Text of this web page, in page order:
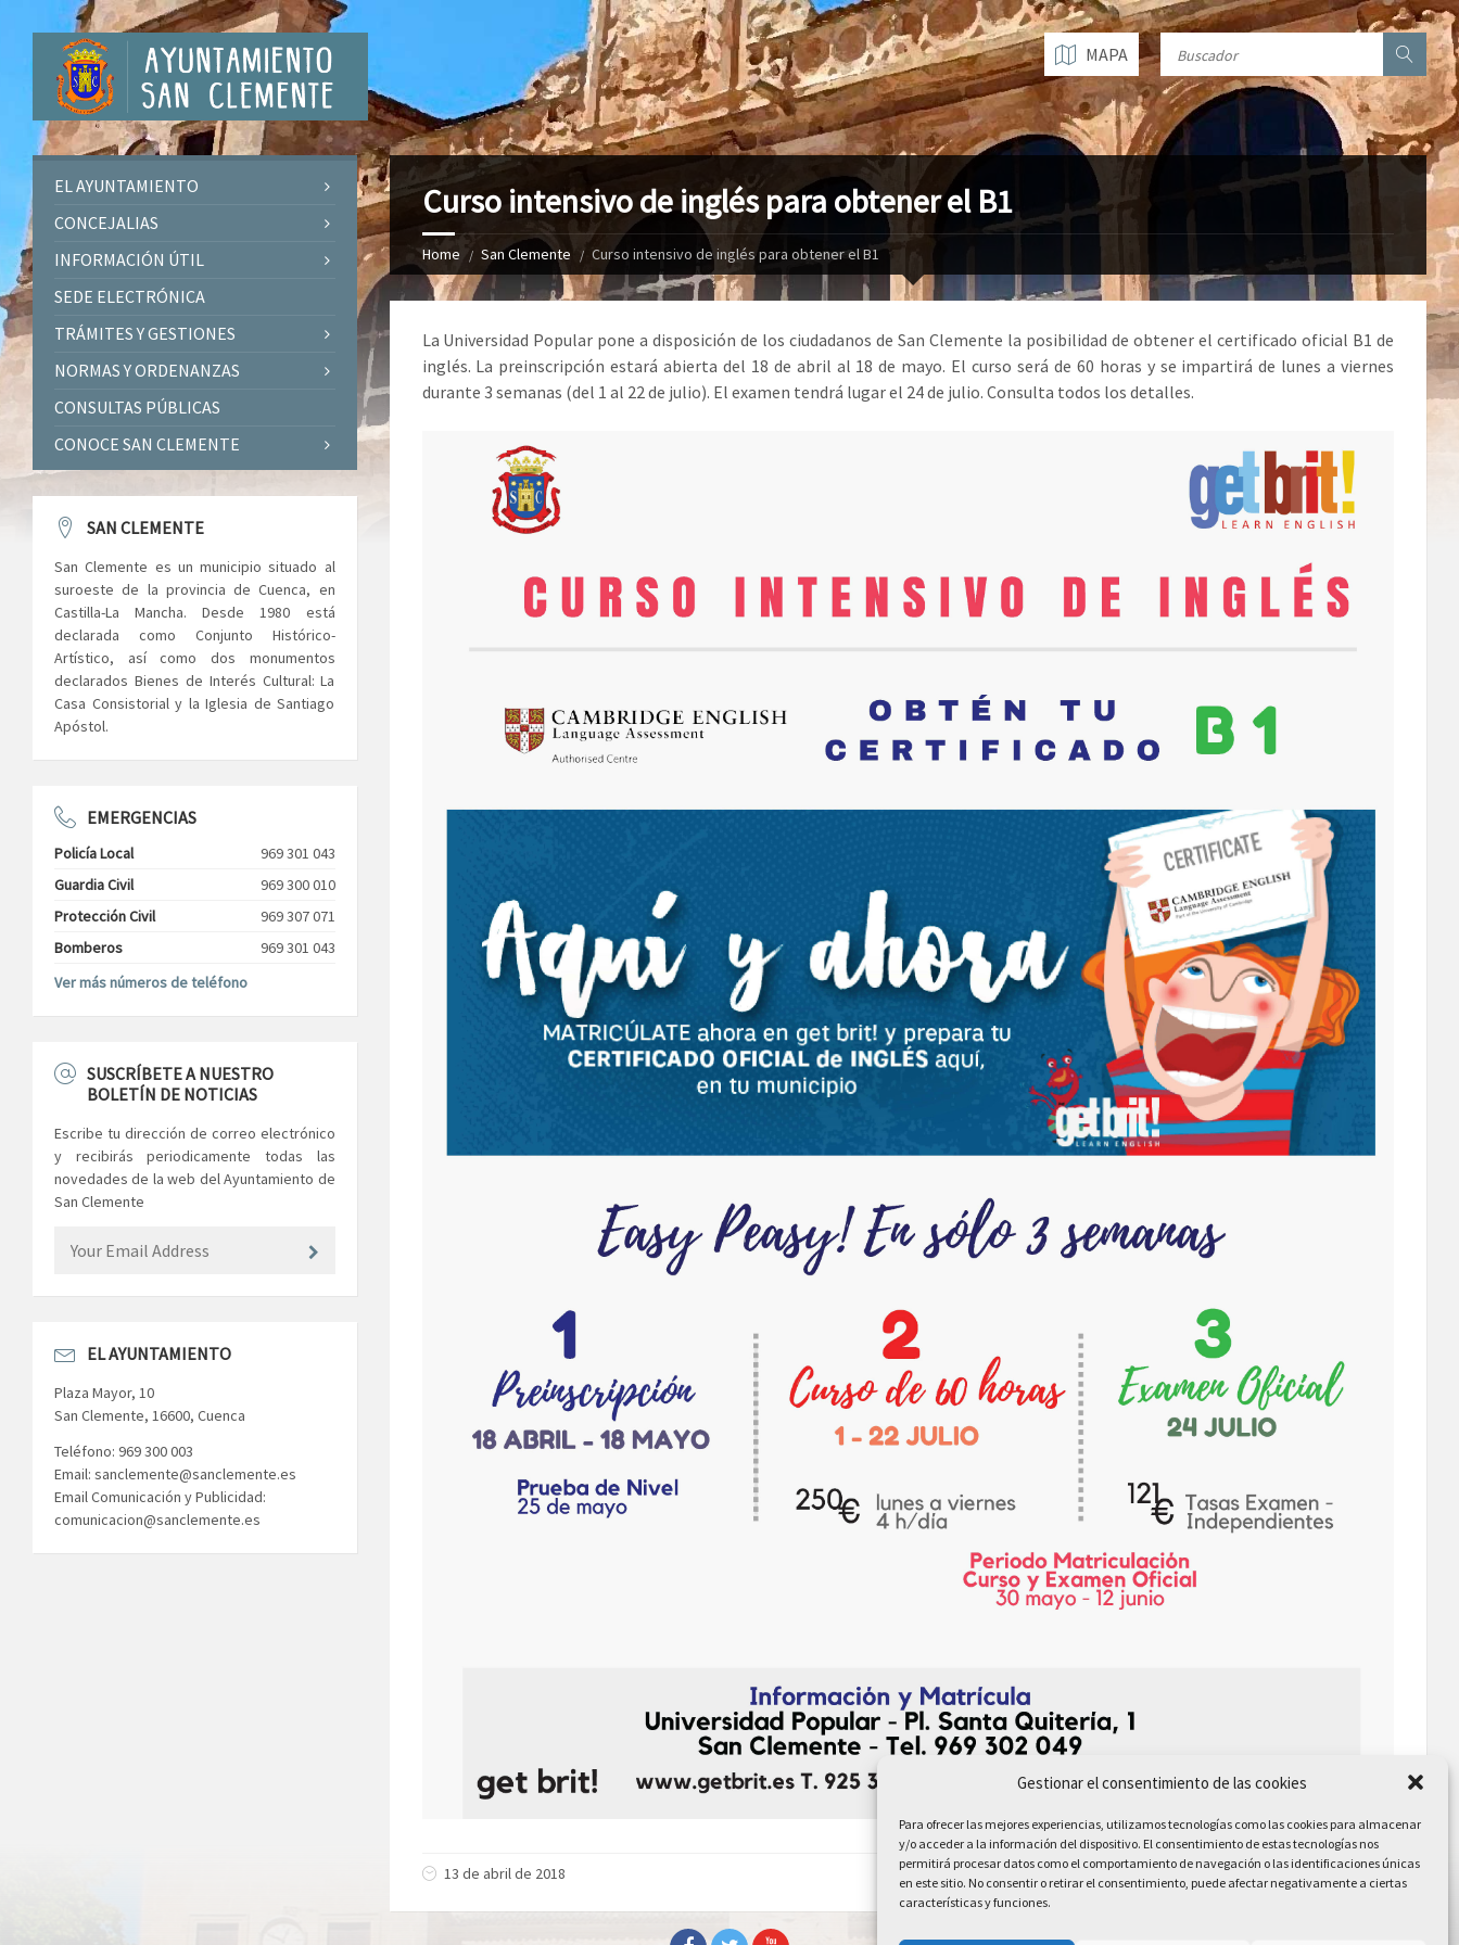
Gestionar el consentimiento de las cookies
Para ofrecer las mejores experiencias, utilizamos tecnologías como las cookies para almacenar
y/o acceder a la información del dispositivo. El consentimiento de estas tecnologías nos
permitirá procesar datos como el comportamiento de navegación o las identificaciones únicas
en este sitio. No consentir o retirar el consentimiento, puede afectar negativamente a ciertas
características y funciones.
MAPA
Curso intensivo de inglés para obtener el B1
Home San Clemente Curso intensivo de inglés para obtener el B1
La Universidad Popular pone a disposición de los ciudadanos de San Clemente la posibilidad de obtener el certificado oficial B1 de
inglés. La preinscripción estará abierta del 18 de abril al 18 de mayo. El curso será de 60 horas y se impartirá de lunes a viernes
durante 3 semanas (del 1 al 22 de julio). El examen tendrá lugar el 24 de julio. Consulta todos los detalles.
13 de abril de 2018
EL AYUNTAMIENTO
CONCEJALIAS
INFORMACIÓN ÚTIL
SEDE ELECTRÓNICA
TRÁMITES Y GESTIONES
NORMAS Y ORDENANZAS
CONSULTAS PÚBLICAS
CONOCE SAN CLEMENTE
SAN CLEMENTE
San Clemente es un municipio situado al
suroeste de la provincia de Cuenca, en
Castilla-La Mancha. Desde 1980 está
declarada como Conjunto Histórico-
Artístico, así como dos monumentos
declarados Bienes de Interés Cultural: La
Casa Consistorial y la Iglesia de Santiago
Apóstol.
EMERGENCIAS
Policía Local
969 301 043
Guardia Civil
969 300 010
Protección Civil
969 307 071
Bomberos
969 301 043
Ver más números de teléfono
SUSCRÍBETE A NUESTRO
BOLETÍN DE NOTICIAS
Escribe tu dirección de correo electrónico
y recibirás periodicamente todas las
novedades de la web del Ayuntamiento de
San Clemente
EL AYUNTAMIENTO
Plaza Mayor, 10
San Clemente, 16600, Cuenca
Teléfono: 969 300 003
Email: sanclemente@sanclemente.es
Email Comunicación y Publicidad:
comunicacion@sanclemente.es